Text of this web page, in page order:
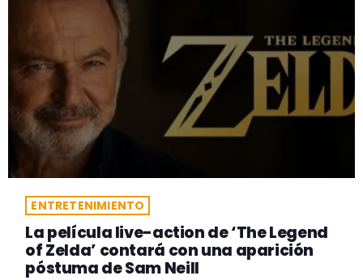
ENTRETENIMIENTO
La película live-action de ‘The Legend
of Zelda’ contará con una aparición
póstuma de Sam Neill